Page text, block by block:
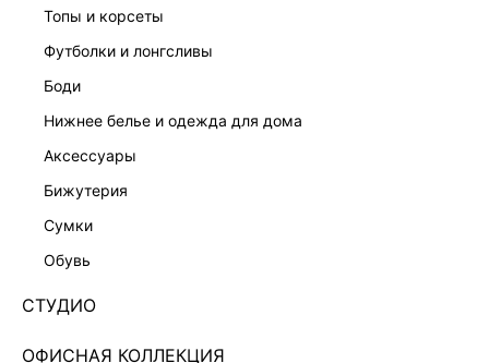
топы и корсеты
футболки и лонгсливы
боди
нижнее белье и одежда для дома
аксессуары
бижутерия
сумки
обувь
СТУДИО
ОФИСНАЯ КОЛЛЕКЦИЯ
4255429503-102